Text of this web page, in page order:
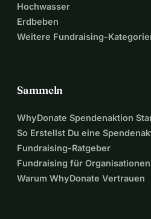
Hochwasser
Erdbeben
Weitere Fundraising-
Sammeln
WhyDonate Spendenaktion
So Erstellst Du eine
Fundraising-Ratgeber
Fundraising für Organisationen
Warum WhyDonate Vertrauen